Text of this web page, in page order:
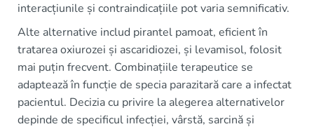
interacțiunile și contraindicațiile pot varia semnificativ.
Alte alternative includ pirantel pamoat, eficient în
tratarea oxiurozei și ascaridiozei, și levamisol, folosit
mai puțin frecvent. Combinațiile terapeutice se
adaptează în funcție de specia parazitară care a infectat
pacientul. Decizia cu privire la alegerea alternativelor
depinde de specificul infecției, vârstă, sarcină și